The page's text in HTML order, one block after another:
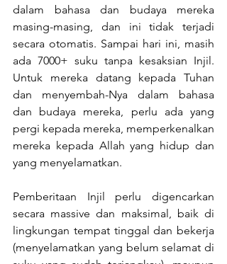
dalam bahasa dan budaya mereka
masing-masing, dan ini tidak terjadi
secara otomatis. Sampai hari ini, masih
ada 7000+ suku tanpa kesaksian Injil.
Untuk mereka datang kepada Tuhan
dan menyembah-Nya dalam bahasa
dan budaya mereka, perlu ada yang
pergi kepada mereka, memperkenalkan
mereka kepada Allah yang hidup dan
yang menyelamatkan.
Pemberitaan Injil perlu digencarkan
secara massive dan maksimal, baik di
lingkungan tempat tinggal dan bekerja
(menyelamatkan yang belum selamat di